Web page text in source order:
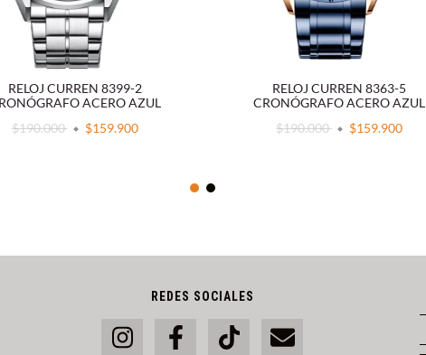
RELOJ CURREN 8399-2
ACERO AZUL
$190.000
$159.900
RELOJ CURREN 8363-5
CRONÓGRAFO ACERO AZUL
$190.000
$159.900
REDES SOCIALES